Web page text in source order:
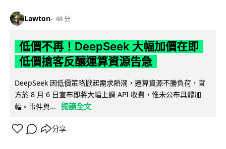
Lawton 48 分
低價不再！DeepSeek 大幅加價在即
低價搶客反釀運算資源告急
DeepSeek 因低價策略掀起需求熱潮，運算資源不勝負荷，官
方於 8 月 6 日宣布即將大幅上調 API 收費，惟未公布具體加
幅。事件與...
閱讀全文
分享